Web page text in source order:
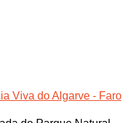
Viva do Algarve - Faro